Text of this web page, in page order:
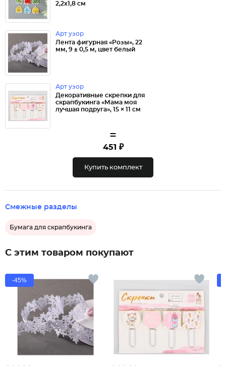
2,2х1,8 см
Арт узор
Лента фигурная «Розы», 22
мм, 9 ± 0,5 м, цвет белый
Арт узор
Декоративные скрепки для
скрапбукинга «Мама моя
лучшая подруга», 15 × 11 см
=
451 ₽
Купить комплект
Смежные разделы
Бумага для скрапбукинга
С этим товаром покупают
-45%